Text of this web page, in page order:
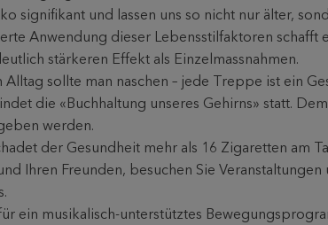
signifikant und lassen uns so nicht nur älter,
Anwendung dieser Lebensstilfaktoren schafft
stärkeren Effekt als Einzelmassnahmen.
Alltag sollte man naschen – jede Treppe ist ein
die «Buchhaltung unseres Gehirns» statt.
werden.
der Gesundheit mehr als 16 Zigaretten am
Ihren Freunden, besuchen Sie
ein musikalisch-unterstütztes